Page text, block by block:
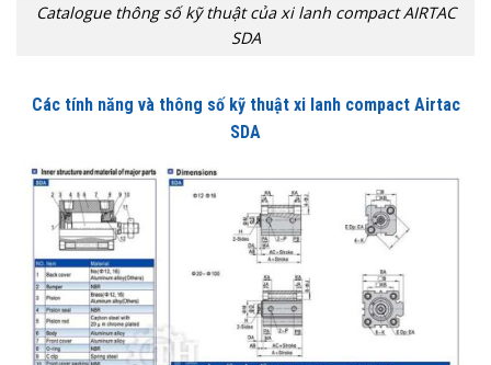
Catalogue thông số kỹ thuật của xi lanh compact AIRTAC
SDA
Các tính năng và thông số kỹ thuật xi lanh compact Airtac
SDA